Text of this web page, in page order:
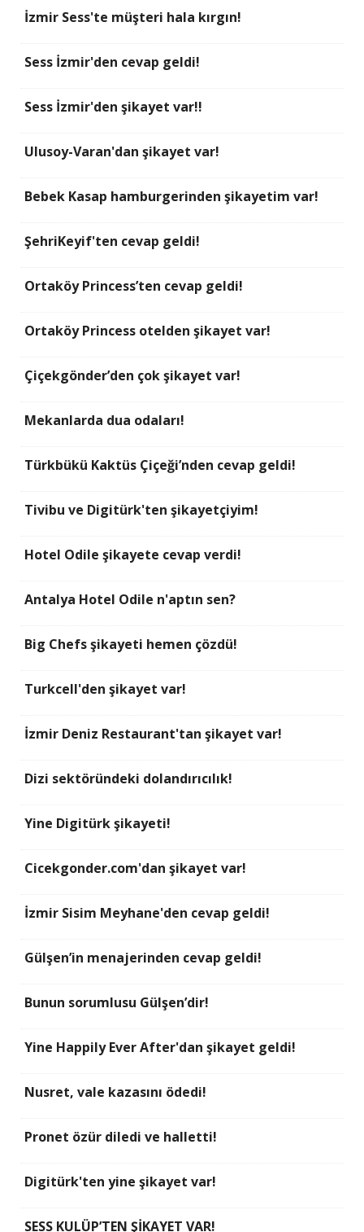
İzmir Sess'te müşteri hala kırgın!
Sess İzmir'den cevap geldi!
Sess İzmir'den şikayet var!!
Ulusoy-Varan'dan şikayet var!
Bebek Kasap hamburgerinden şikayetim var!
ŞehriKeyif'ten cevap geldi!
Ortaköy Princess’ten cevap geldi!
Ortaköy Princess otelden şikayet var!
Çiçekgönder’den çok şikayet var!
Mekanlarda dua odaları!
Türkbükü Kaktüs Çiçeği’nden cevap geldi!
Tivibu ve Digitürk'ten şikayetçiyim!
Hotel Odile şikayete cevap verdi!
Antalya Hotel Odile n'aptın sen?
Big Chefs şikayeti hemen çözdü!
Turkcell'den şikayet var!
İzmir Deniz Restaurant'tan şikayet var!
Dizi sektöründeki dolandırıcılık!
Yine Digitürk şikayeti!
Cicekgonder.com'dan şikayet var!
İzmir Sisim Meyhane'den cevap geldi!
Gülşen’in menajerinden cevap geldi!
Bunun sorumlusu Gülşen’dir!
Yine Happily Ever After'dan şikayet geldi!
Nusret, vale kazasını ödedi!
Pronet özür diledi ve halletti!
Digitürk'ten yine şikayet var!
SESS KULÜP’TEN ŞİKAYET VAR!